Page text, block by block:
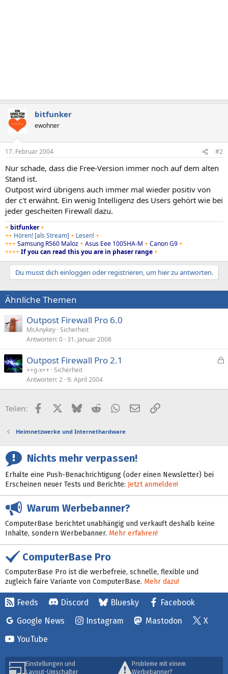
bitfunker
ewohner
17. Februar 2004 #2
Nur schade, dass die Free-Version immer noch auf dem alten
Stand ist.
Outpost wird übrigens auch immer mal wieder positiv von
der c't erwähnt. Ein wenig Intelligenz des Users gehört wie bei
jeder gescheiten Firewall dazu.
+ bitfunker+
++ Hören! [als Stream] + Lesen!+
+++Samsung R560 Maloz+Asus Eee 1005HA-M +Canon G9+
++++If you can read this you are in phaser range+
Du musst dich einloggen oder registrieren, um hier zu antworten.
Ähnliche Themen
Outpost Firewall Pro 6.0
Mr.Anykey Sicherheit
Antworten 0 31. Januar 2008
p
Outpost Firewall Pro 2.1
++g-x++ Sicherheit
Antworten 2 9. April 2004
Teilen: FacebookX (Twitter)
BlueskyRedditWhatsApp
E-MailLink
Heimnetzwerke und Internethardware
Nichts mehr verpassen!
Erhalte eine Push-Benachrichtigung (oder einen Newsletter) bei
Erscheinen neuer Tests und Berichte: Jetzt anmelden!
Warum Werbebanner?
ComputerBase berichtet unabhängig und verkauft deshalb keine
Inhalte, sondern Werbebanner. Mehr erfahren!
ComputerBase Pro
ComputerBase Pro ist die werbefreie, schnelle, flexible und
zugleich faire Variante von ComputerBase. Mehr dazu!
Feeds Discord Bluesky
Facebook
Google News
Instagram Mastodon
X
YouTube
Einstellungen und
Layout-Umschalter
Probleme mit einem
Werbebanner?